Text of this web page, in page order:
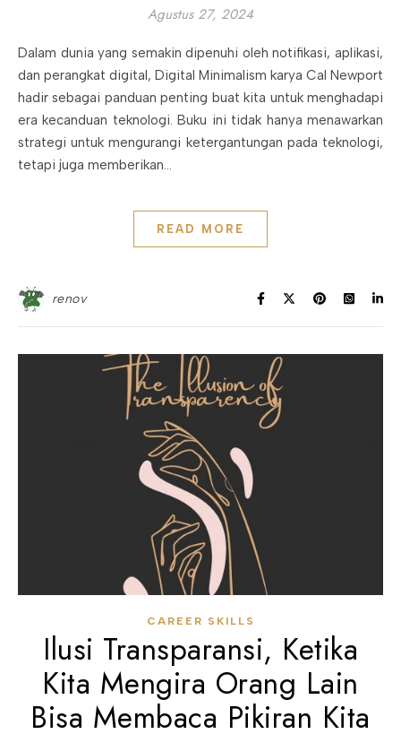
Agustus 27, 2024
Dalam dunia yang semakin dipenuhi oleh notifikasi, aplikasi,
dan perangkat digital, Digital Minimalism karya Cal Newport
hadir sebagai panduan penting buat kita untuk menghadapi
era kecanduan teknologi. Buku ini tidak hanya menawarkan
strategi untuk mengurangi ketergantungan pada teknologi,
tetapi juga memberikan…
READ MORE
renov
CAREER SKILLS
Ilusi Transparansi, Ketika
Kita Mengira Orang Lain
Bisa Membaca Pikiran Kita